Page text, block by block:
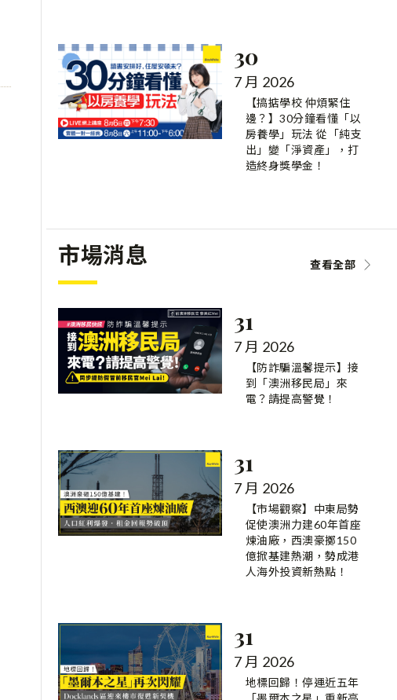
30
7 月 2026
【搞掂學校 仲煩緊住
邊？】30分鐘看懂「以
房養學」玩法 從「純支
出」變「淨資產」，打
造終身獎學金！
市場消息 查看全部
31
7 月 2026
【防詐騙溫馨提示】接
到「澳洲移民局」來
電？請提高警覺！
31
7 月 2026
【市場觀察】中東局勢
促使澳洲力建60年首座
煉油廠，西澳豪擲150
億掀基建熱潮，勢成港
人海外投資新熱點！
31
7 月 2026
地標回歸！停運近五年